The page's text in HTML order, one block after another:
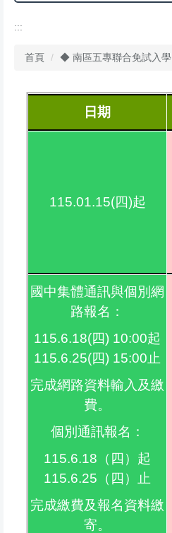
:::
首頁 ◆ 南區五專聯合免試入學
日期
115.01.15(四)起
國中集體通訊與個別網
路報名：
115.6.18(四) 10:00起
115.6.25(四) 15:00止
完成網路資料輸入及繳
費。
個別通訊報名：
115.6.18（四）起
115.6.25（四）止
完成繳費及報名資料繳
寄。